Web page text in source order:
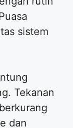
sistem
Tekanan
dan